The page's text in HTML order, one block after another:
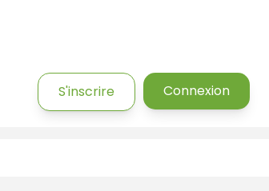
S'inscrire Connexion